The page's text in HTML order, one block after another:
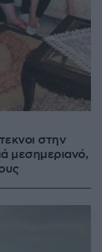
στην
μεσημεριανό,